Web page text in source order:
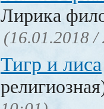
Лирика
(16.01.2018 /
Тигр и лиса